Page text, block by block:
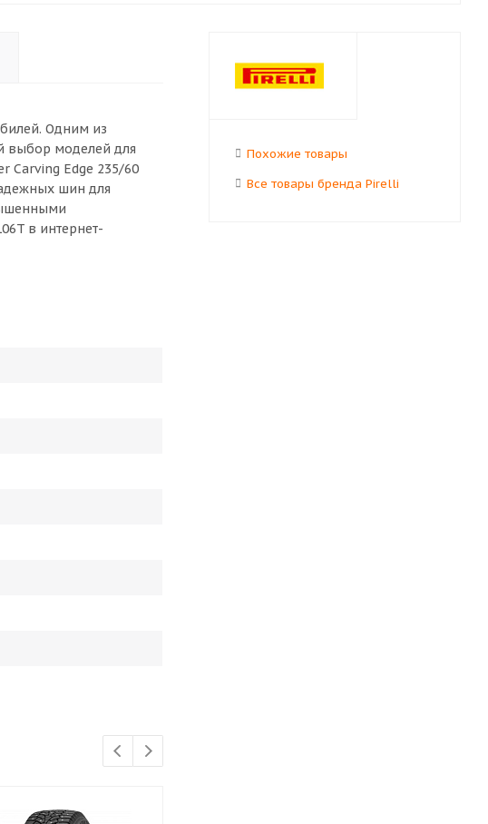
Одним из
выбор моделей для
Carving Edge 235/60
шин для
в интернет-
Похожие товары
Все товары бренда Pirelli